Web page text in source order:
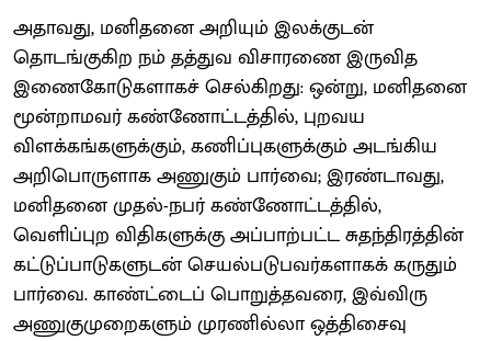
அதாவது, மனிதனை அறியும் இலக்குடன்
தொடங்குகிற நம் தத்துவ விசாரணை இருவித
இணைகோடுகளாகச் செல்கிறது: ஒன்று, மனிதனை
மூன்றாமவர் கண்ணோட்டத்தில், புறவய
விளக்கங்களுக்கும், கணிப்புகளுக்கும் அடங்கிய
அறிபொருளாக அணுகும் பார்வை; இரண்டாவது,
மனிதனை முதல்-நபர் கண்ணோட்டத்தில்,
வெளிப்புற விதிகளுக்கு அப்பாற்பட்ட சுதந்திரத்தின்
கட்டுப்பாடுகளுடன் செயல்படுபவர்களாகக் கருதும்
பார்வை. காண்ட்டைப் பொறுத்தவரை, இவ்விரு
அணுகுமுறைகளும் முரணில்லா ஒத்திசைவு